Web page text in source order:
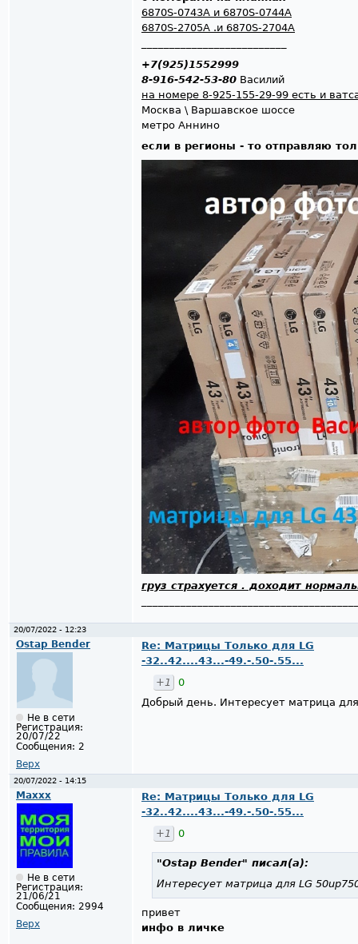
6870S-0743A и 6870S-0744A
6870S-2705A .и 6870S-2704A
+7(925)1552999
8-916-542-53-80 Василий
на номере 8-925-155-29-99 есть и
Москва \ Варшавскоe шоссe
мeтро Аннино
если в регионы - то отправляю
груз страхуется . доходит
20/07/2022 - 12:23
Ostap Bender
Не в сети
Регистрация:
20/07/22
Сообщения: 2
Верх
Re: Матрицы Только для LG
-32..42....43...-49.-.50-.55...
+1
0
Добрый день. Интересует матрица
20/07/2022 - 14:15
Maxxx
Не в сети
Регистрация:
21/06/21
Сообщения: 2994
Верх
Re: Матрицы Только для LG
-32..42....43...-49.-.50-.55...
+1
0
"Ostap Bender" писал(а):
Интересует матрица для LG
привет
инфо в личке